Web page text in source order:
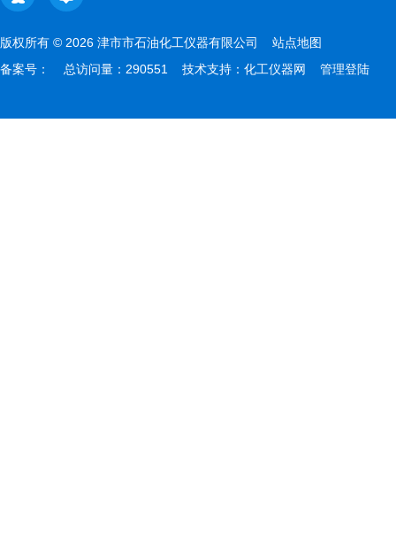
版权所有 © 2026 津市市石油化工仪器有限公司 站点地图
备案号：
总访问量：290551 技术支持： 化工仪器网 管理登陆